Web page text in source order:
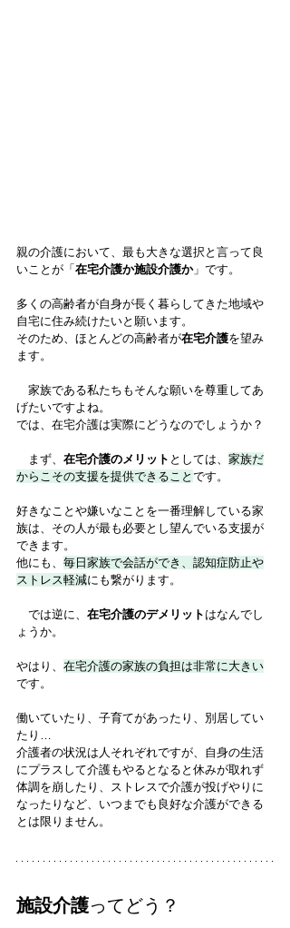
親の介護において、最も大きな選択と言って良
いことが「 在宅介護か施設介護か」です。
多くの高齢者が自身が長く暮らしてきた地域や
自宅に住み続けたいと願います。
そのため、ほとんどの高齢者が在宅介護を望み
ます。
家族である私たちもそんな願いを尊重してあ
げたいですよね。
では、在宅介護は実際にどうなのでしょうか？
まず、 在宅介護のメリット としては、 家族だ
からこその支援を提供できること です。
好きなことや嫌いなことを一番理解している家
族は、その人が最も必要とし望んでいる支援が
できます。
他にも、 毎日家族で会話ができ、認知症防止や
ストレス軽減にも繋がります。
では逆に、 在宅介護のデメリット はなんでし
ょうか。
やはり、 在宅介護の家族の負担は非常に大きい
です。
働いていたり、子育てがあったり、別居してい
たり…
介護者の状況は人それぞれですが、自身の生活
にプラスして介護もやるとなると休みが取れず
体調を崩したり、ストレスで介護が投げやりに
なったりなど、いつまでも良好な介護ができる
とは限りません。
施設介護ってどう？